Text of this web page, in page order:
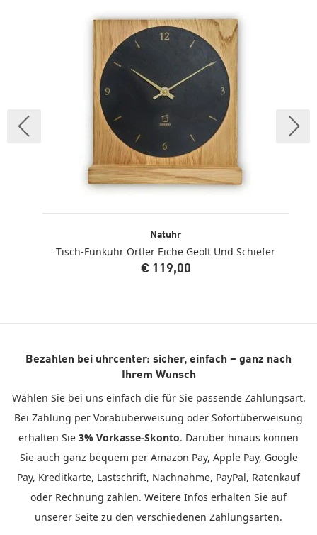
Natuhr
Tisch-Funkuhr Ortler Eiche Geölt Und Schiefer
€ 119,00
Bezahlen bei uhrcenter: sicher, einfach – ganz nach
Ihrem Wunsch
Wählen Sie bei uns einfach die für Sie passende Zahlungsart.
Bei Zahlung per Vorabüberweisung oder Sofortüberweisung
erhalten Sie 3% Vorkasse-Skonto. Darüber hinaus können
Sie auch ganz bequem per Amazon Pay, Apple Pay, Google
Pay, Kreditkarte, Lastschrift, Nachnahme, PayPal, Ratenkauf
oder Rechnung zahlen. Weitere Infos erhalten Sie auf
unserer Seite zu den verschiedenen Zahlungsarten.